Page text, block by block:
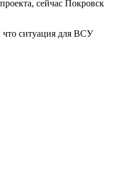
сейчас Покровск
что ситуация для ВСУ